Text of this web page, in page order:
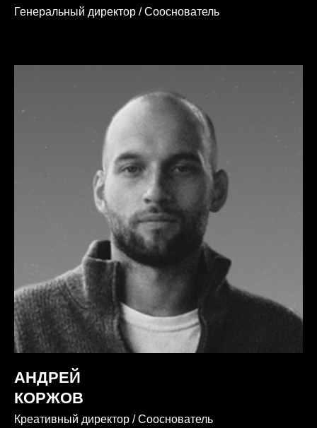
Генеральный директор / Сооснователь
АНДРЕЙ
КОРЖОВ
Креативный директор / Сооснователь